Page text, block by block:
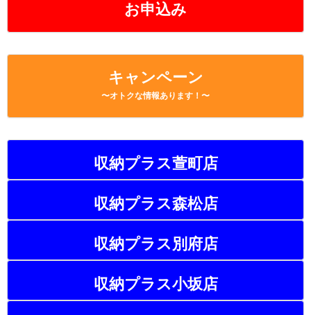
お申込み
キャンペーン
〜オトクな情報あります！〜
収納プラス萱町店
収納プラス森松店
収納プラス別府店
収納プラス小坂店